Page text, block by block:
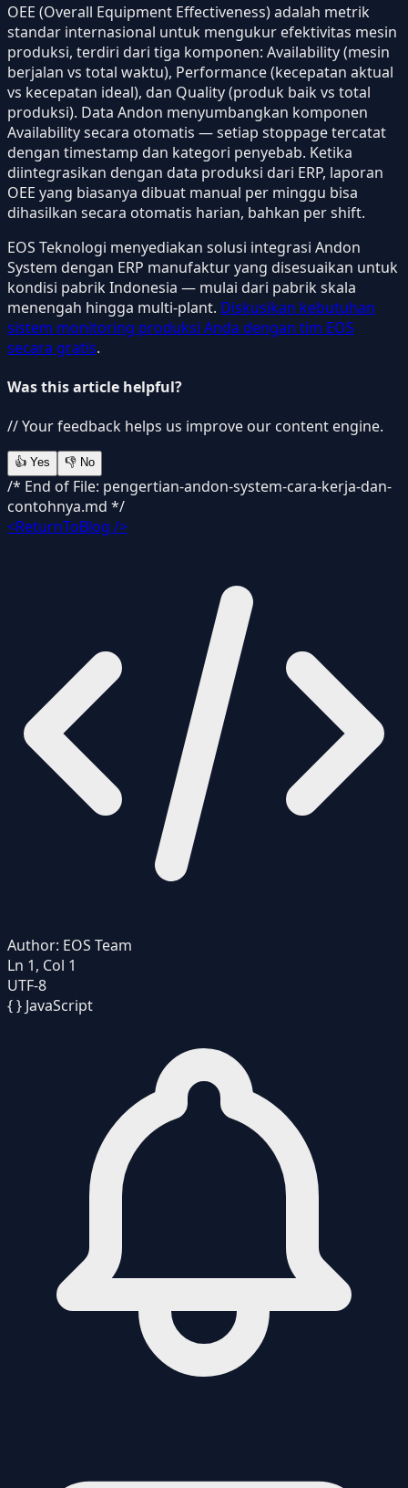
OEE (Overall Equipment Effectiveness) adalah metrik
standar internasional untuk mengukur efektivitas mesin
produksi, terdiri dari tiga komponen: Availability (mesin
berjalan vs total waktu), Performance (kecepatan aktual
vs kecepatan ideal), dan Quality (produk baik vs total
produksi). Data Andon menyumbangkan komponen
Availability secara otomatis — setiap stoppage tercatat
dengan timestamp dan kategori penyebab. Ketika
diintegrasikan dengan data produksi dari ERP, laporan
OEE yang biasanya dibuat manual per minggu bisa
dihasilkan secara otomatis harian, bahkan per shift.
EOS Teknologi menyediakan solusi integrasi Andon
System dengan ERP manufaktur yang disesuaikan untuk
kondisi pabrik Indonesia — mulai dari pabrik skala
menengah hingga multi-plant. Diskusikan kebutuhan
sistem monitoring produksi Anda dengan tim EOS
secara gratis.
Was this article helpful?
// Your feedback helps us improve our content engine.
👍 Yes 👎 No
/* End of File: pengertian-andon-system-cara-kerja-dan-
contohnya.md */
<ReturnToBlog />
Author: EOS Team
Ln 1, Col 1
UTF-8
{ } JavaScript